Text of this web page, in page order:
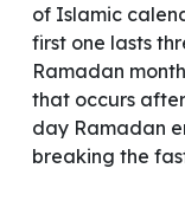
of Islamic
first one lasts
Ramadan
that occurs
day Ramadan
breaking the